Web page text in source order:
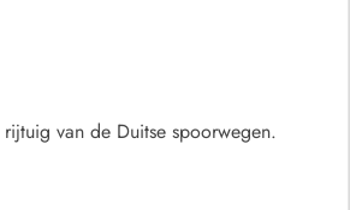
van de Duitse spoorwegen.